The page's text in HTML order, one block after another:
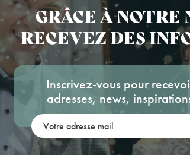
GRÂCE À
RECEVEZ DES
Inscrivez-vous pour
adresses, news,
Votre adresse mail: